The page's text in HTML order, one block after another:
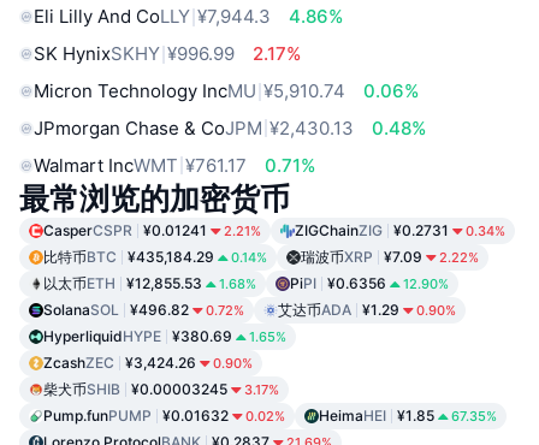
Eli Lilly And CoLLY ¥7,944.3
4.86%
SK HynixSKHY ¥996.99
2.17%
Micron Technology IncMU ¥5,910.74
0.06%
JPmorgan Chase & CoJPM ¥2,430.13
0.48%
Walmart IncWMT ¥761.17 0.71%
最常浏览的加密货币
CasperCSPR ¥0.01241 2.21% ZIGChainZIG ¥0.2731 0.34%
比特币BTC ¥435,184.29 0.14% 瑞波币XRP ¥7.09 2.22%
以太币ETH ¥12,855.53 1.68% PiPI ¥0.6356 12.90%
SolanaSOL ¥496.82 0.72% 艾达币ADA ¥1.29 0.90%
HyperliquidHYPE ¥380.69 1.65%
ZcashZEC ¥3,424.26 0.90%
柴犬币SHIB ¥0.00003245 3.17%
Pump.funPUMP ¥0.01632 0.02% HeimaHEI ¥1.85 67.35%